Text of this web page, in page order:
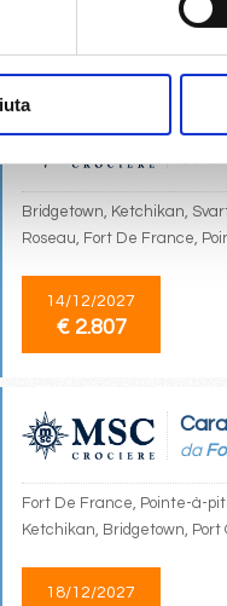
da
Bridgetown, Ketchikan,
Roseau, Fort De France,
14/12/2027
€ 2.807
da
Fort De France, Pointe-à-
Ketchikan, Bridgetown,
18/12/2027